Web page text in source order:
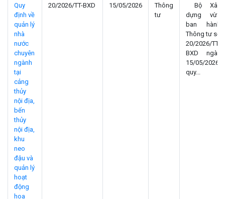
Quy
định về
quản lý
nhà
nước
chuyên
ngành
tại
cảng
thủy
nội địa,
bến
thủy
nội địa,
khu
neo
đậu và
quản lý
hoạt
động
hoa
20/2026/TT-BXD 15/05/2026
Thông
tư
Bộ Xây
dựng vừa
ban hành
Thông tư số
20/2026/TT-
BXD ngày
15/05/2026
quy...